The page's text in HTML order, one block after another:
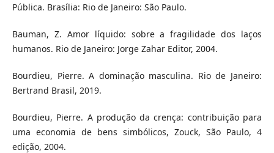
Pública. Brasília: Rio de Janeiro: São Paulo.
Bauman, Z. Amor líquido: sobre a fragilidade dos laços
humanos. Rio de Janeiro: Jorge Zahar Editor, 2004.
Bourdieu, Pierre. A dominação masculina. Rio de Janeiro:
Bertrand Brasil, 2019.
Bourdieu, Pierre. A produção da crença: contribuição para
uma economia de bens simbólicos, Zouck, São Paulo, 4
edição, 2004.